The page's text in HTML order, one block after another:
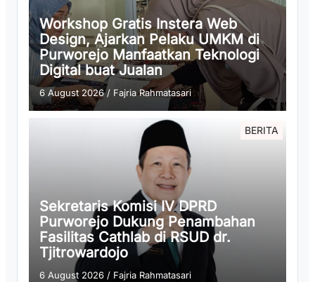
Workshop Gratis Instera Web
Design, Ajarkan Pelaku UMKM di
Purworejo Manfaatkan Teknologi
Digital buat Jualan
6 August 2026/ Fajria Rahmatasari
BERITA
Sekretaris Komisi IV DPRD
Purworejo Dukung Penambahan
Fasilitas Cathlab di RSUD dr.
Tjitrowardojo
6 August 2026 / Fajria Rahmatasari